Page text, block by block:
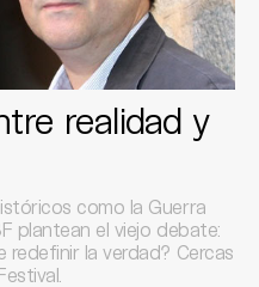
realidad y
como la Guerra
plantean el viejo debate:
la verdad? Cercas